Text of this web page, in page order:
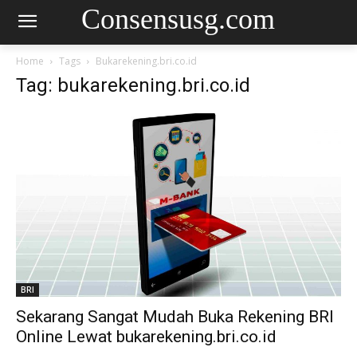
Consensusg.com
Home Tags Bukarekening.bri.co.id
Tag: bukarekening.bri.co.id
BRI
Sekarang Sangat Mudah Buka Rekening BRI
Online Lewat bukarekening.bri.co.id